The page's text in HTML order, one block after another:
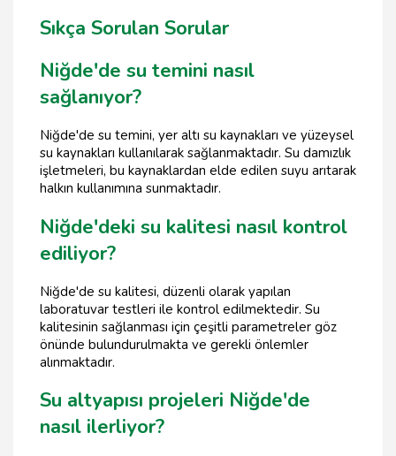
Sıkça Sorulan Sorular
Niğde'de su temini nasıl
sağlanıyor?
Niğde'de su temini, yer altı su kaynakları ve yüzeysel
su kaynakları kullanılarak sağlanmaktadır. Su damızlık
işletmeleri, bu kaynaklardan elde edilen suyu arıtarak
halkın kullanımına sunmaktadır.
Niğde'deki su kalitesi nasıl kontrol
ediliyor?
Niğde'de su kalitesi, düzenli olarak yapılan
laboratuvar testleri ile kontrol edilmektedir. Su
kalitesinin sağlanması için çeşitli parametreler göz
önünde bulundurulmakta ve gerekli önlemler
alınmaktadır.
Su altyapısı projeleri Niğde'de
nasıl ilerliyor?